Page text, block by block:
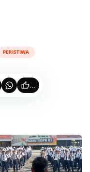
PERISTIWA
...